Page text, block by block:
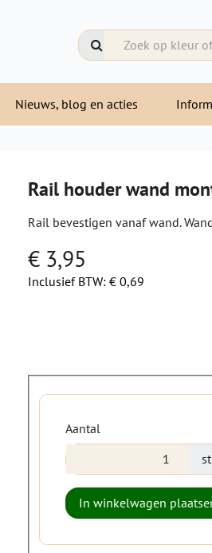
Nieuws, blog en acties
Rail houder wand
Rail bevestigen vanaf wand.
€ 3,95
Inclusief BTW: € 0,69
Aantal
st
In winkelwagen